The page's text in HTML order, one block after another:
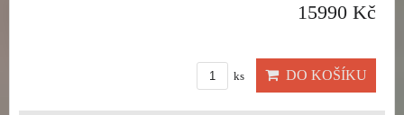
15990 Kč
ks DO KOŠÍKU